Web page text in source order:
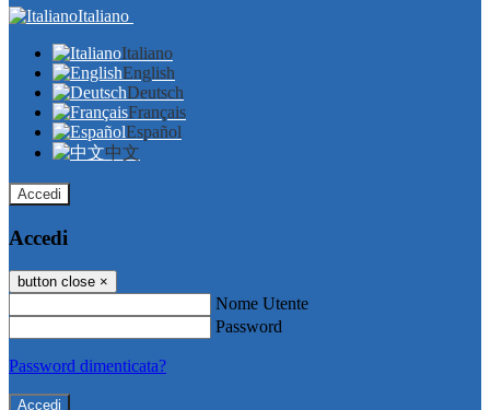
Italiano
Italiano
English
Deutsch
Français
Español
中文
Accedi
Accedi
button close ×
Nome Utente
Password
Password dimenticata?